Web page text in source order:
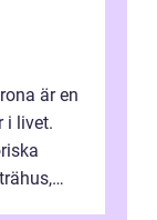
är en
i livet.